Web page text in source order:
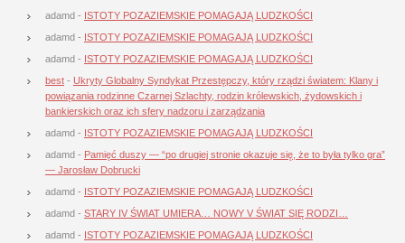
adamd - ISTOTY POZAZIEMSKIE POMAGAJĄ LUDZKOŚCI
adamd - ISTOTY POZAZIEMSKIE POMAGAJĄ LUDZKOŚCI
adamd - ISTOTY POZAZIEMSKIE POMAGAJĄ LUDZKOŚCI
best - Ukryty Globalny Syndykat Przestępczy, który rządzi światem: Klany i
powiązania rodzinne Czarnej Szlachty, rodzin królewskich, żydowskich i
bankierskich oraz ich sfery nadzoru i zarządzania
adamd - ISTOTY POZAZIEMSKIE POMAGAJĄ LUDZKOŚCI
adamd - Pamięć duszy — “po drugiej stronie okazuje się, że to była tylko gra”
— Jarosław Dobrucki
adamd - ISTOTY POZAZIEMSKIE POMAGAJĄ LUDZKOŚCI
adamd - STARY IV ŚWIAT UMIERA… NOWY V ŚWIAT SIĘ RODZI…
adamd - ISTOTY POZAZIEMSKIE POMAGAJĄ LUDZKOŚCI